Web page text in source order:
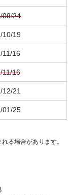
09/24
10/19
11/16
11/16
12/21
01/25
る場合があります。